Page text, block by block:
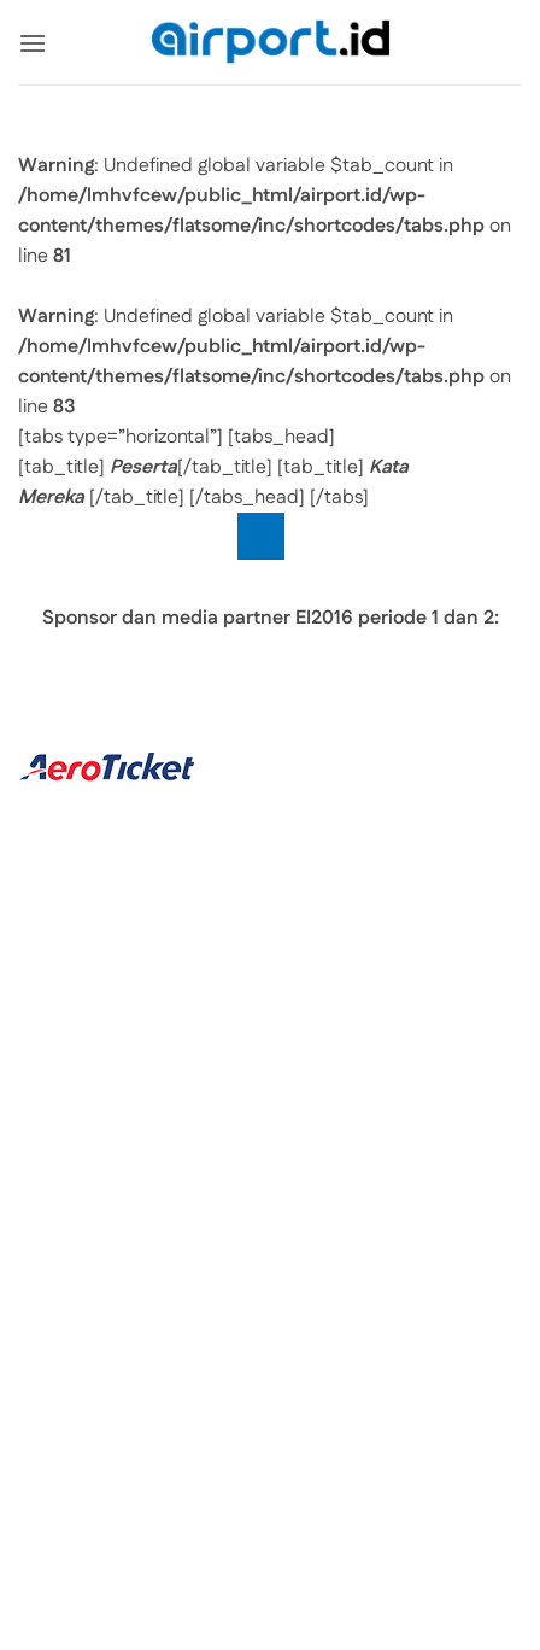
Warning: Undefined global variable $tab_count in
/home/lmhvfcew/public_html/airport.id/wp-
content/themes/flatsome/inc/shortcodes/tabs.phpon
line81
Warning: Undefined global variable $tab_count in
/home/lmhvfcew/public_html/airport.id/wp-
content/themes/flatsome/inc/shortcodes/tabs.phpon
line83
[tabs type=”horizontal”] [tabs_head]
[tab_title] Peserta[/tab_title] [tab_title] Kata
Mereka[/tab_title] [/tabs_head] [/tabs]
Sponsor dan media partner EI2016 periode 1 dan 2: